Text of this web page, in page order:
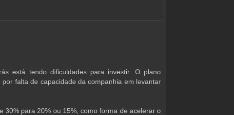
está tendo dificuldades para investir. O plano
falta de capacidade da companhia em levantar
para 20% ou 15%, como forma de acelerar o